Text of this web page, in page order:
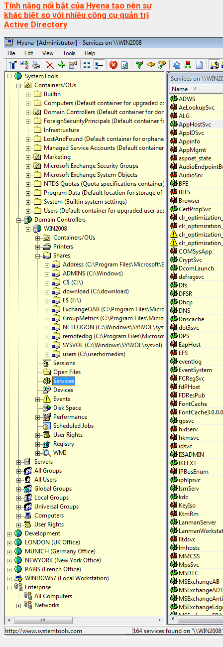
Tính năng nổi bật của Hyena tạo nên sự
khác biệt so với nhiều công cụ quản trị
Active Directory